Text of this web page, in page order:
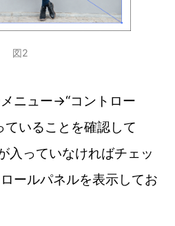
図2
ニュー→“コントロー
ていることを確認して
入っていなければチェッ
ールパネルを表示してお